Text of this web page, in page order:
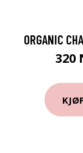
ORGANIC
320